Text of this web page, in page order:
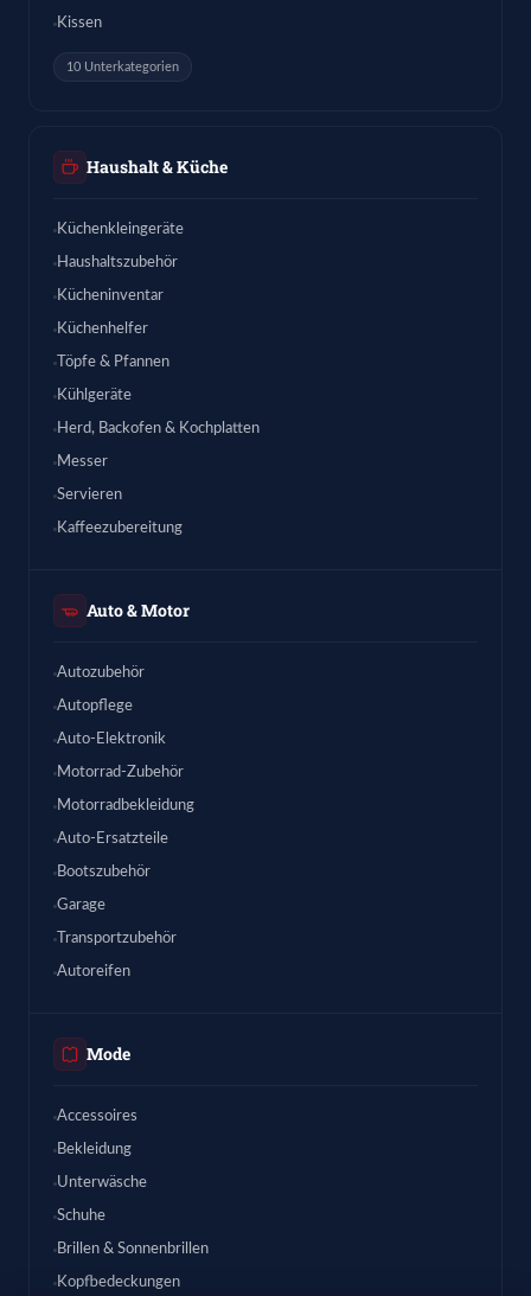
Kissen
10 Unterkategorien
Haushalt & Küche
Küchenkleingeräte
Haushaltszubehör
Kücheninventar
Küchenhelfer
Töpfe & Pfannen
Kühlgeräte
Herd, Backofen & Kochplatten
Messer
Servieren
Kaffeezubereitung
Auto & Motor
Autozubehör
Autopflege
Auto-Elektronik
Motorrad-Zubehör
Motorradbekleidung
Auto-Ersatzteile
Bootszubehör
Garage
Transportzubehör
Autoreifen
Mode
Accessoires
Bekleidung
Unterwäsche
Schuhe
Brillen & Sonnenbrillen
Kopfbedeckungen